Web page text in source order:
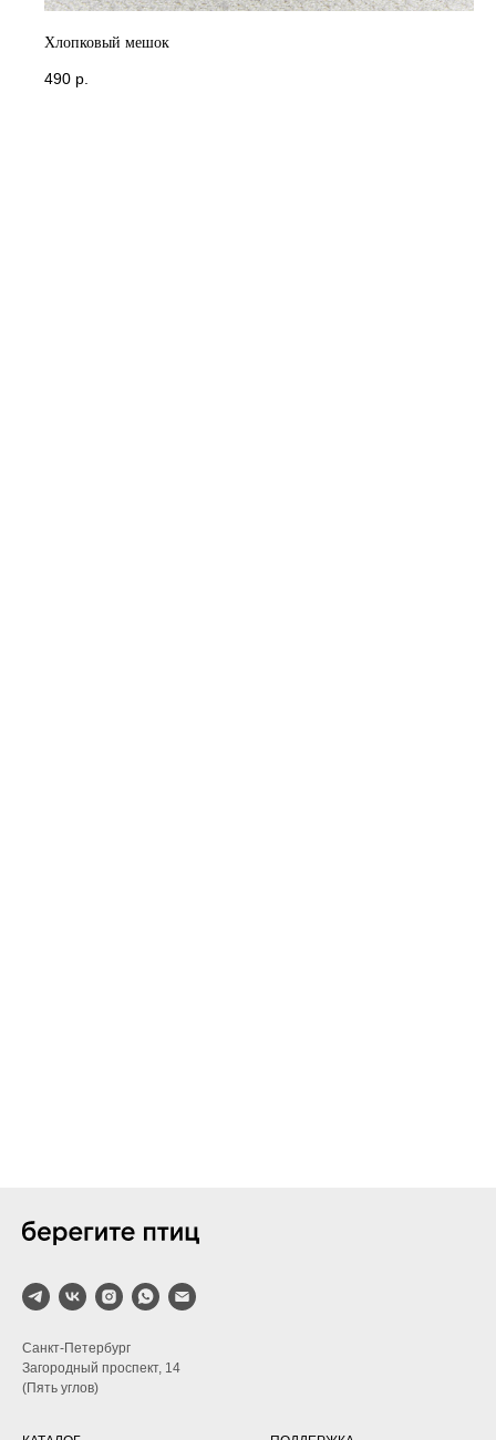
Хлопковый мешок
490 р.
Санкт-Петербург
Загородный проспект, 14
(Пять углов)